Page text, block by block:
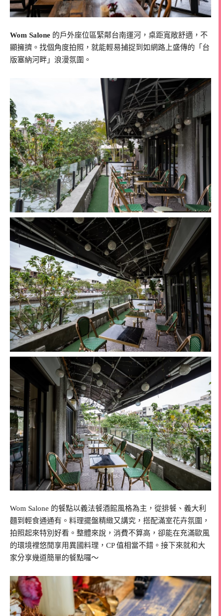
Wom Salone 的戶外座位區緊鄰台南運河，桌距寬敞舒適，不
顯擁擠。找個角度拍照，就能輕易捕捉到如網路上盛傳的「台
版塞納河畔」浪漫氛圍。
Wom Salone 的餐點以義法餐酒館風格為主，從排餐、義大利
麵到輕食通通有。料理擺盤精緻又講究，搭配滿室花卉氛圍，
拍照起來特別好看。整體來說，消費不算高，卻能在充滿歐風
的環境裡悠閒享用異國料理，CP 值相當不錯。接下來就和大
家分享幾道簡單的餐點囉～